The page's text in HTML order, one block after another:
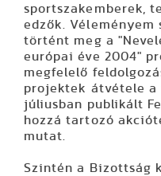
sportszakemberek,
edzők.
történt meg a
európai éve 2004"
megfelelő
projektek átvétele a
júliusban publikált
hozzá tartozó
mutat.
Szintén a Bizottság